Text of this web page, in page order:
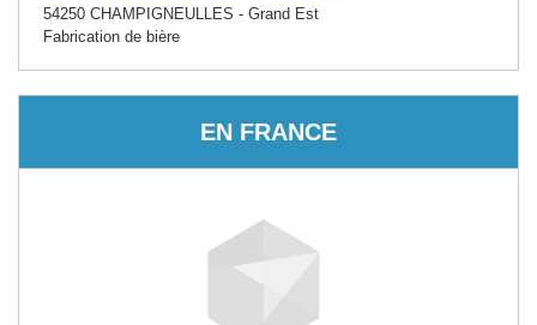
54250 CHAMPIGNEULLES - Grand Est
Fabrication de bière
EN FRANCE